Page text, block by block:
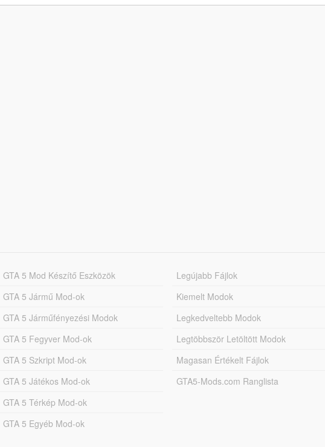
GTA 5 Mod Készítő Eszközök
GTA 5 Jármű Mod-ok
GTA 5 Járműfényezési Modok
GTA 5 Fegyver Mod-ok
GTA 5 Szkript Mod-ok
GTA 5 Játékos Mod-ok
GTA 5 Térkép Mod-ok
GTA 5 Egyéb Mod-ok
Legújabb Fájlok
Kiemelt Modok
Legkedveltebb Modok
Legtöbbször Letöltött Modok
Magasan Értékelt Fájlok
GTA5-Mods.com Ranglista